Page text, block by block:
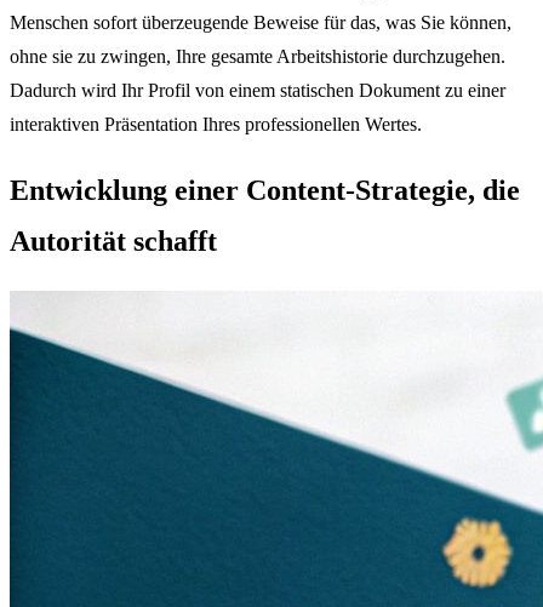
Menschen sofort überzeugende Beweise für das, was Sie können,
ohne sie zu zwingen, Ihre gesamte Arbeitshistorie durchzugehen.
Dadurch wird Ihr Profil von einem statischen Dokument zu einer
interaktiven Präsentation Ihres professionellen Wertes.
Entwicklung einer Content-Strategie, die
Autorität schafft